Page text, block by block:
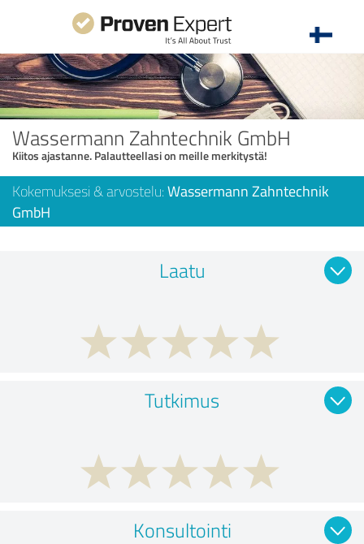
Wassermann Zahntechnik GmbH
Kiitos ajastanne. Palautteellasi on meille merkitystä!
Kokemuksesi & arvostelu: Wassermann Zahntechnik
GmbH
Laatu
Tutkimus
Konsultointi